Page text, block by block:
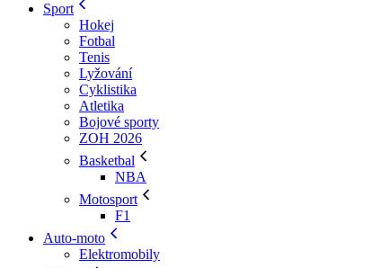
Sport
Hokej
Fotbal
Tenis
Lyžování
Cyklistika
Atletika
Bojové sporty
ZOH 2026
Basketbal
NBA
Motosport
F1
Auto-moto
Elektromobily